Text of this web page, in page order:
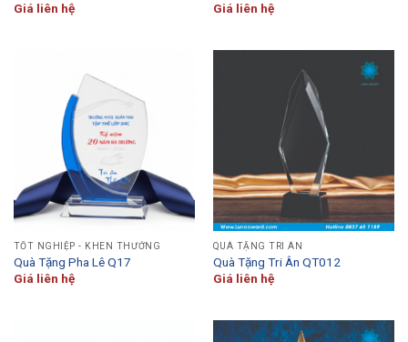
Giá liên hệ
Giá liên hệ
TỐT NGHIỆP - KHEN THƯỞNG
Quà Tặng Pha Lê Q17
Giá liên hệ
QUÀ TẶNG TRI ÂN
Quà Tặng Tri Ân QT012
Giá liên hệ